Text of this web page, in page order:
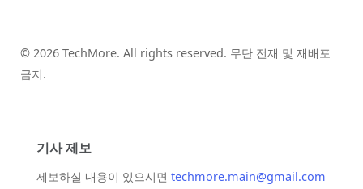
© 2026 TechMore. All rights reserved. 무단 전재 및 재배포
금지.
기사 제보
제보하실 내용이 있으시면 techmore.main@gmail.com